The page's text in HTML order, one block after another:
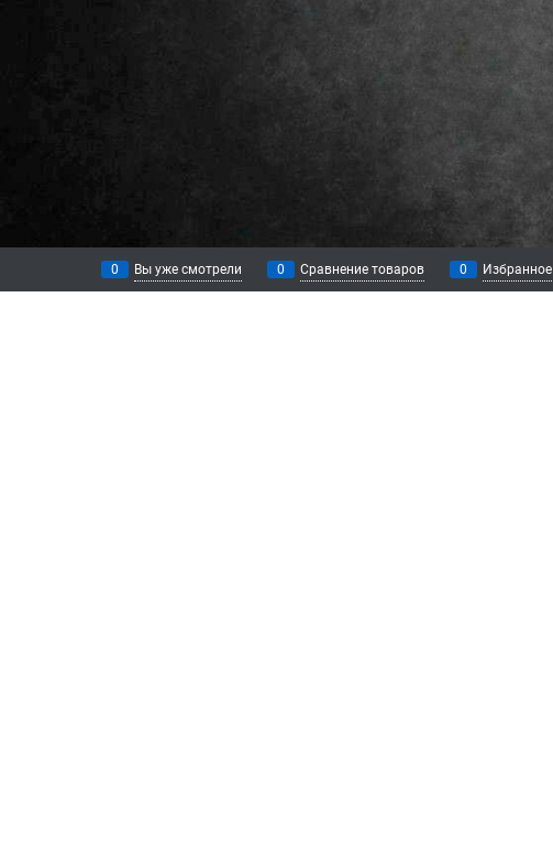
0 Вы уже смотрели 0 Сравнение товаров 0 Избранное